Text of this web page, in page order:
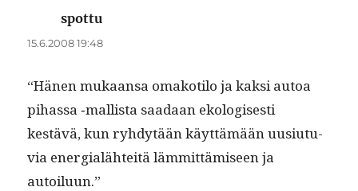
spottu
15.6.2008 19:48
“Hänen mukaansa omakoti­lo ja kak­si autoa
pihas­sa ‑mallista saadaan ekol­o­gis­es­ti
kestävä, kun ryhdytään käyt­tämään uusi­u­tu­
via ener­gialähteitä läm­mit­tämiseen ja
autoiluun.”